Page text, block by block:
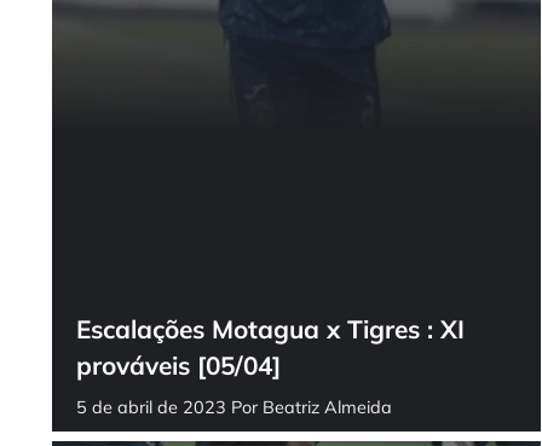
Escalações Motagua x Tigres : XI
prováveis [05/04]
5 de abril de 2023 Por Beatriz Almeida